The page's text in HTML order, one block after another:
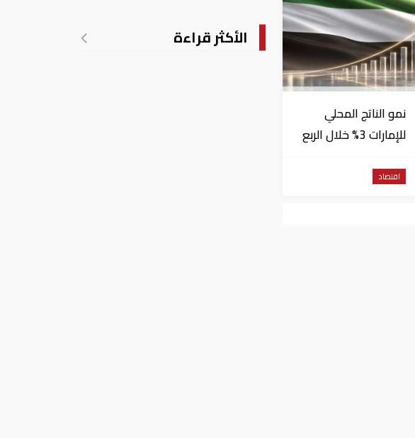
نمو الناتج المحلي
للإمارات 3% خلال الربع
اقتصاد
الأكثر قراءة